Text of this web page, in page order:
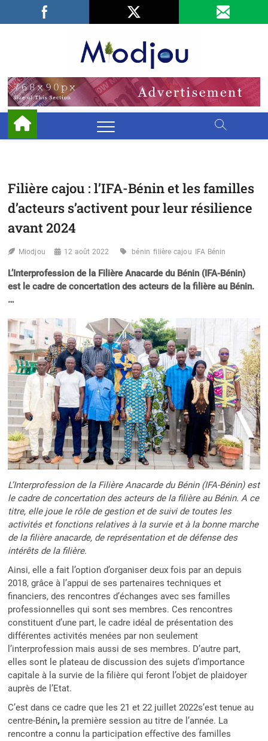
Facebook
LinkedIn
Filière cajou : l’IFA-Bénin et les familles
d’acteurs s’activent pour leur résilience
avant 2024
Miodjou 12 août 2022 bénin filière cajou IFA Bénin
L’Interprofession de la Filière Anacarde du Bénin (IFA-Bénin)
est le cadre de concertation des acteurs de la filière au Bénin.
…
L’Interprofession de la Filière Anacarde du Bénin (IFA-Bénin) est
le cadre de concertation des acteurs de la filière au Bénin. A ce
titre, elle joue le rôle de gestion et de suivi de toutes les
activités et fonctions relatives à la survie et à la bonne marche
de la filière anacarde, de représentation et de défense des
intérêts de la filière.
Ainsi, elle a fait l’option d’organiser deux fois par an depuis
2018, grâce à l’appui de ses partenaires techniques et
financiers, des rencontres d’échanges avec ses familles
professionnelles qui sont ses membres. Ces rencontres
constituent d’une part, le cadre idéal de présentation des
différentes activités menées par non seulement
l’interprofession mais aussi de ses membres. D’autre part,
elles sont le plateau de discussion des sujets d’importance
capitale à la survie de la filière qui feront l’objet de plaidoyer
auprès de l’Etat.
C’est dans ce cadre que les 21 et 22 juillet 2022s’est tenue au
centre-Bénin,la première session au titre de l’année. La
rencontre a connu la participation effective des familles